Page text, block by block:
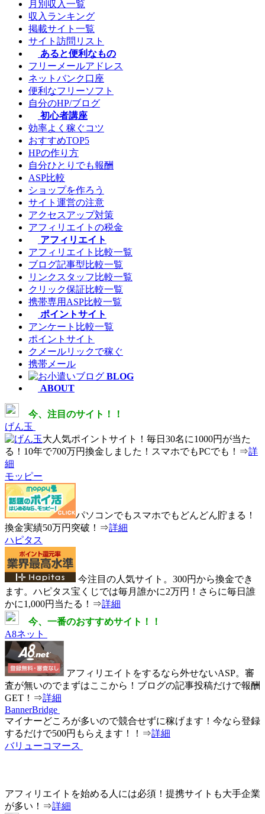
月別収入一覧
収入ランキング
掲載サイト一覧
サイト訪問リスト
あると便利なもの
フリーメールアドレス
ネットバンク口座
便利なフリーソフト
自分のHP/ブログ
初心者講座
効率よく稼ぐコツ
おすすめTOP5
HPの作り方
自分ひとりでも報酬
ASP比較
ショップを作ろう
サイト運営の注意
アクセスアップ対策
アフィリエイトの税金
アフィリエイト
アフィリエイト比較一覧
ブログ記事型比較一覧
リンクスタッフ比較一覧
クリック保証比較一覧
携帯専用ASP比較一覧
ポイントサイト
アンケート比較一覧
ポイントサイト
クメールリックで稼ぐ
携帯メール
BLOG
ABOUT
今、注目のサイト！！
げん玉
大人気ポイントサイト！毎日 30名に1000円が当た
る ！10年で700万円換金 しました！スマホでもPCでも！⇒詳
細
モッピー
パソコンでもスマホでもどんどん貯まる！
換金実績50万円突破！⇒詳細
ハピタス
今注目の人気サイト。300円から換金でき
ます。ハピタス宝くじでは毎月誰かに2万円！さらに毎日誰
かに1,000円当たる！ ⇒詳細
今、一番のおすすめサイト！！
A8ネット
アフィリエイトをするなら外せないASP。 審
査が無いのでまずはここから！ブログの記事投稿だけで報酬
GET！⇒詳細
BannerBridge
マイナーどころが多いので競合せずに稼げます！ 今なら登録
するだけで500円もらえます ！！⇒詳細
バリューコマース
アフィリエイトを始める人には必須！提携サイトも大手企業
が多い！⇒詳細